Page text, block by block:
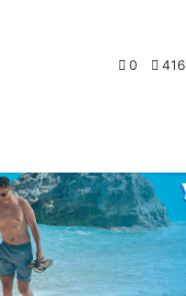
0 416